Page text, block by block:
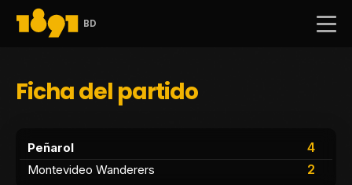
BD
Ficha del partido
Peñarol
4
2
Montevideo Wanderers